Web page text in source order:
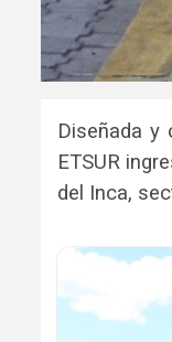
Diseñada y
ETSUR
del Inca,